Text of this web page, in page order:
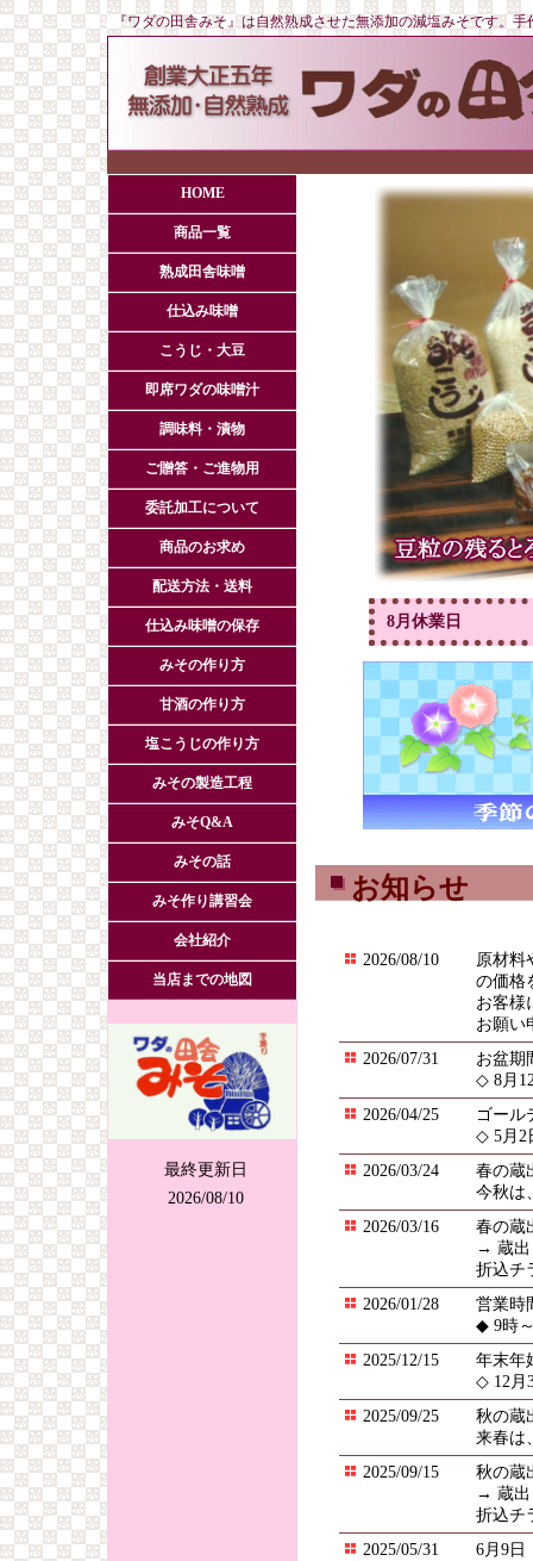
『ワダの田舎みそ』は自然熟成させた無添加の減塩みそです
HOME
商品一覧
熟成田舎味噌
仕込み味噌
こうじ・大豆
即席ワダの味噌汁
調味料・漬物
ご贈答・ご進物用
委託加工について
商品のお求め
配送方法・送料
仕込み味噌の保存
みその作り方
甘酒の作り方
塩こうじの作り方
みその製造工程
みそQ&A
みその話
みそ作り講習会
会社紹介
当店までの地図
最終更新日
2026/08/10
8月休業日
お知らせ
2026/08/10
原材料
の価格
お客様
お願い
2026/07/31
お盆期
◇ 8月
2026/04/25
ゴール
◇ 5月2
2026/03/24
春の蔵
今秋は
2026/03/16
春の蔵
→ 蔵出
折込チ
2026/01/28
営業時
◆ 9時
2025/12/15
年末年
◇ 12月
2025/09/25
秋の蔵
来春は
2025/09/15
秋の蔵
→ 蔵出
折込チ
2025/05/31
6月9日